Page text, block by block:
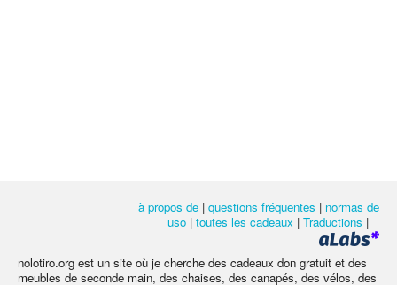
à propos de | questions fréquentes | normas de
uso | toutes les cadeaux | Traductions |
nolotiro.org est un site où je cherche des cadeaux don gratuit et des
meubles de seconde main, des chaises, des canapés, des vélos, des